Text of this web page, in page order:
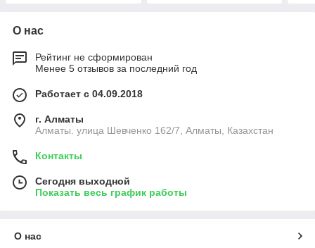
О нас
Рейтинг не сформирован
Менее 5 отзывов за последний год
Работает с 04.09.2018
г. Алматы
Алматы. улица Шевченко 162/7, Алматы, Казахстан
Контакты
Сегодня выходной
Показать весь график работы
О нас